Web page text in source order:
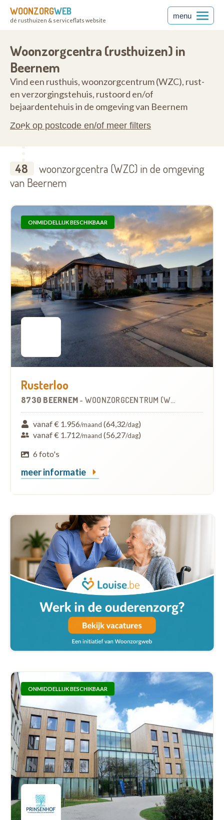
WOONZORGWEB
dé rusthuizen & serviceflats website
menu
Woonzorgcentra (rusthuizen) in
Beernem
Vind een rusthuis, woonzorgcentrum (WZC), rust-
en verzorgingstehuis, rustoord en/of
bejaardentehuis in de omgeving van Beernem
Zoek op postcode en/of meer filters
48
woonzorgcentra (WZC) in de omgeving
van Beernem
ONMIDDELLIJK BESCHIKBAAR
Rusterloo
8730 BEERNEM - WOONZORGCENTRUM (WZC)
vanaf € 1.956/maand (64,32/dag)
vanaf € 1.712/maand (56,27/dag)
6 foto's
meer informatie
ONMIDDELLIJK BESCHIKBAAR